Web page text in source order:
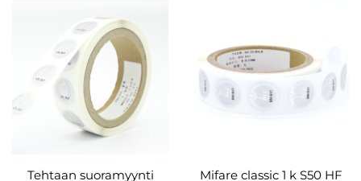
RFID-vaatteiden tunniste
vaatteille
Tehtaan suoramyynti
Mifare classic 1 k S50 HF